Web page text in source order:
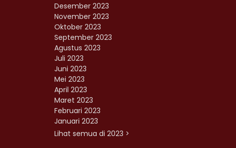
Desember 2023
November 2023
Oktober 2023
September 2023
Agustus 2023
Juli 2023
Juni 2023
Mei 2023
April 2023
Maret 2023
Februari 2023
Januari 2023
Lihat semua di 2023 >